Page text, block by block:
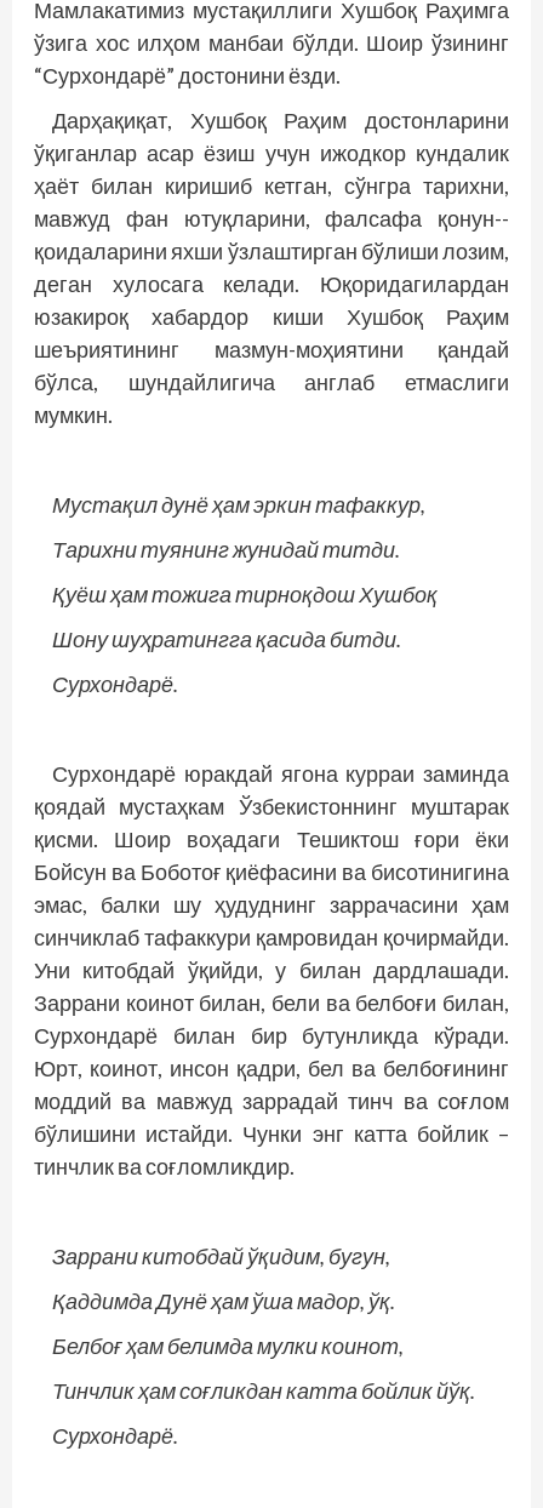
Мамлакатимиз мустақиллиги Хушбоқ Раҳимга
ўзига хос илҳом манбаи бўлди. Шоир ўзининг
“Сурхондарё” достонини ёзди.
Дарҳақиқат, Хушбоқ Раҳим достонларини
ўқиганлар асар ёзиш учун ижодкор кундалик
ҳаёт билан киришиб кетган, сўнгра тарихни,
мавжуд фан ютуқларини, фалсафа қонун-­
қоидаларини яхши ўзлаштирган бўлиши лозим,
деган хулосага келади. Юқоридагилардан
юзакироқ хабардор киши Хушбоқ Раҳим
шеъриятининг мазмун-моҳиятини қандай
бўлса, шундайлигича англаб етмаслиги
мумкин.
Мустақил дунё ҳам эркин тафаккур,
Тарихни туянинг жунидай титди.
Қуёш ҳам тожига тирноқдош Хушбоқ
Шону шуҳратингга қасида битди.
Сурхондарё.
Сурхондарё юракдай ягона курраи заминда
қоядай мустаҳкам Ўзбекистоннинг муштарак
қисми. Шоир воҳадаги Тешиктош ғори ёки
Бойсун ва Боботоғ қиёфасини ва бисотинигина
эмас, балки шу ҳудуднинг заррачасини ҳам
синчиклаб тафаккури қамровидан қочирмайди.
Уни китобдай ўқийди, у билан дардлашади.
Заррани коинот билан, бели ва белбоғи билан,
Сурхондарё билан бир бутунликда кўради.
Юрт, коинот, инсон қадри, бел ва белбоғининг
моддий ва мавжуд заррадай тинч ва соғлом
бўлишини истайди. Чунки энг катта бойлик –
тинчлик ва соғломликдир.
Заррани китобдай ўқидим, бугун,
Қаддимда Дунё ҳам ўша мадор, ўқ.
Белбоғ ҳам белимда мулки коинот,
Тинчлик ҳам соғликдан катта бойлик йўқ.
Сурхондарё.